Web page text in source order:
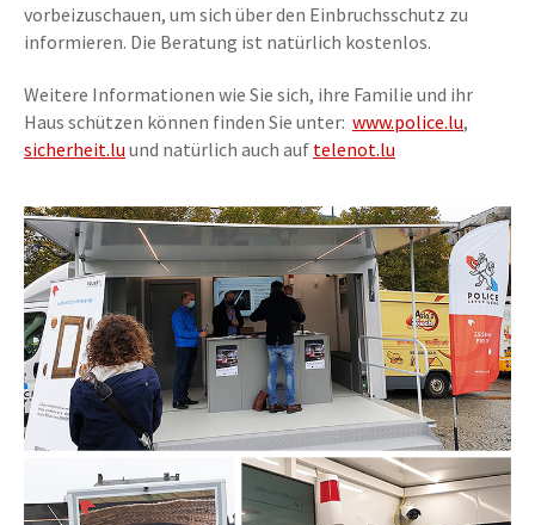
vorbeizuschauen, um sich über den Einbruchsschutz zu
informieren. Die Beratung ist natürlich kostenlos.
Weitere Informationen wie Sie sich, ihre Familie und ihr
Haus schützen können finden Sie unter: www.police.lu,
sicherheit.lu und natürlich auch auf telenot.lu